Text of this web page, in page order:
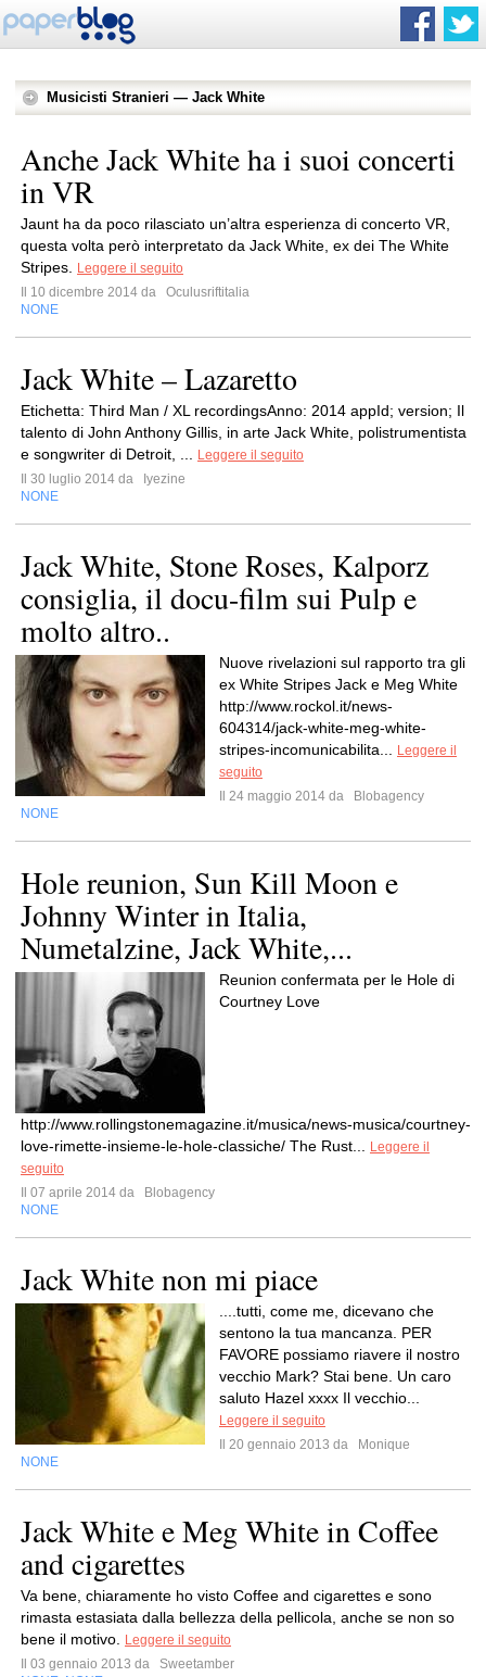
Musicisti Stranieri — Jack White
Anche Jack White ha i suoi concerti
in VR
Jaunt ha da poco rilasciato un’altra esperienza di concerto VR,
questa volta però interpretato da Jack White, ex dei The White
Stripes.
Leggere il seguito
Il 10 dicembre 2014 da
Oculusriftitalia
NONE
Jack White – Lazaretto
Etichetta: Third Man / XL recordingsAnno: 2014 appId; version; Il
talento di John Anthony Gillis, in arte Jack White, polistrumentista
e songwriter di Detroit, ...
Leggere il seguito
Il 30 luglio 2014 da
Iyezine
NONE
Jack White, Stone Roses, Kalporz
consiglia, il docu-film sui Pulp e
molto altro..
Nuove rivelazioni sul rapporto tra gli
ex White Stripes Jack e Meg White
http://www.rockol.it/news-
604314/jack-white-meg-white-
stripes-incomunicabilita...
Leggere il
seguito
Il 24 maggio 2014 da
Blobagency
NONE
Hole reunion, Sun Kill Moon e
Johnny Winter in Italia,
Numetalzine, Jack White,...
Reunion confermata per le Hole di
Courtney Love
http://www.rollingstonemagazine.it/musica/news-musica/courtney-
love-rimette-insieme-le-hole-classiche/ The Rust...
Leggere il
seguito
Il 07 aprile 2014 da
Blobagency
NONE
Jack White non mi piace
....tutti, come me, dicevano che
sentono la tua mancanza. PER
FAVORE possiamo riavere il nostro
vecchio Mark? Stai bene. Un caro
saluto Hazel xxxx Il vecchio...
Leggere il seguito
Il 20 gennaio 2013 da
Monique
NONE
Jack White e Meg White in Coffee
and cigarettes
Va bene, chiaramente ho visto Coffee and cigarettes e sono
rimasta estasiata dalla bellezza della pellicola, anche se non so
bene il motivo.
Leggere il seguito
Il 03 gennaio 2013 da
Sweetamber